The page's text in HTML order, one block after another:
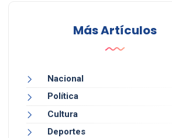
Más Artículos
Nacional
Política
Cultura
Deportes